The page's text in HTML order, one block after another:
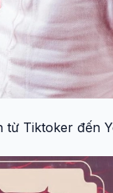
từ Tiktoker đến